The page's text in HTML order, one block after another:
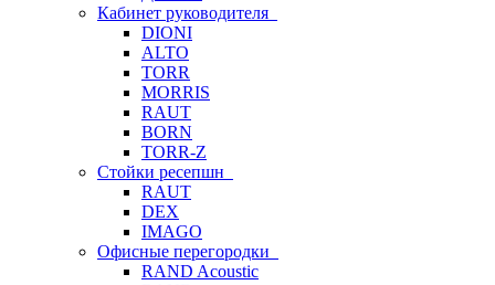
Кабинет руководителя
DIONI
ALTO
TORR
MORRIS
RAUT
BORN
TORR-Z
Стойки ресепшн
RAUT
DEX
IMAGO
Офисные перегородки
RAND Acoustic